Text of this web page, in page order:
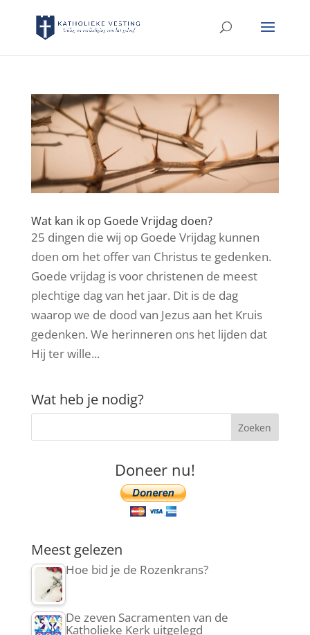
Wat kan ik op Goede Vrijdag doen?
25 dingen die wij op Goede Vrijdag kunnen
doen om het offer van Christus te gedenken.
Goede vrijdag is voor christenen de meest
plechtige dag van het jaar. Dit is de dag
waarop we de dood van Jezus aan het Kruis
gedenken. We herinneren ons het lijden dat
Hij ter wille...
Wat heb je nodig?
Doneer nu!
Meest gelezen
Hoe bid je de Rozenkrans?
De zeven Sacramenten van de
Katholieke Kerk uitgelegd